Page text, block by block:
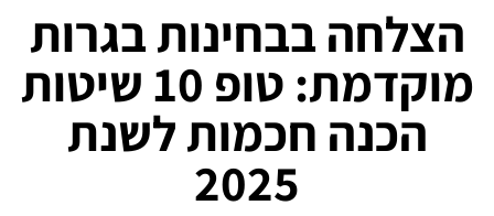
הצלחה בבחינות בגרות
מוקדמת: טופ 10 שיטות
הכנה חכמות לשנת
2025